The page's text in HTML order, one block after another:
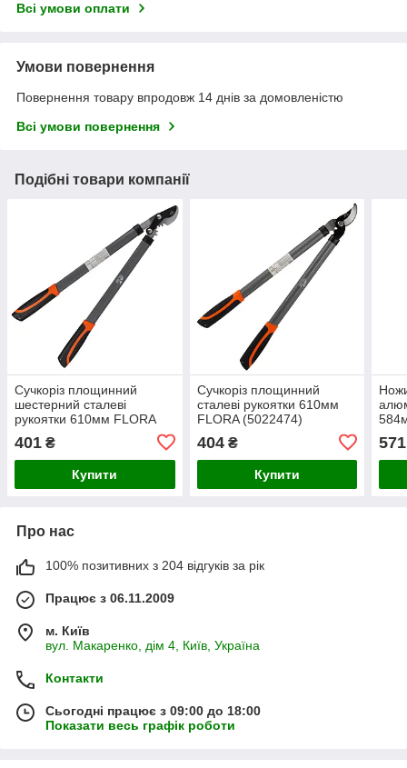
Всі умови оплати
Умови повернення
Повернення товару впродовж 14 днів за домовленістю
Всі умови повернення
Подібні товари компанії
Сучкоріз площинний
шестерний сталеві
рукоятки 610мм FLORA
401 ₴
Купити
Сучкоріз площинний
сталеві рукоятки 610мм
FLORA (5022474)
404₴
Купити
571
Про нас
100% позитивних з 204 відгуків за рік
Працює з 06.11.2009
м. Київ
вул. Макаренко, дім 4, Київ, Україна
Контакти
Сьогодні працює з 09:00 до 18:00
Показати весь графік роботи